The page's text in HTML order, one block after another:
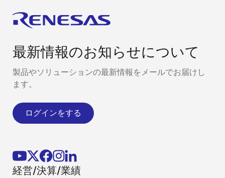
最新情報のお知らせについて
製品やソリューションの最新情報をメールでお届けし
ます。
ログインをする
経営/決算/業績